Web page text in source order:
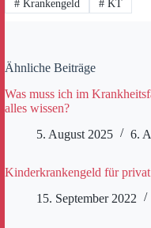
#Krankengeld #KT
Ähnliche Beiträge
Was muss ich im
alles wissen?
5. August 2025
6.
Kinderkrankengeld für
15. September 2022